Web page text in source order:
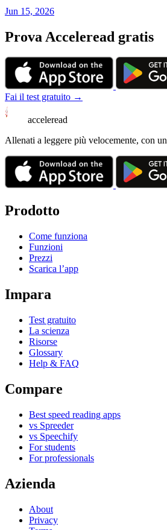
Jun 15, 2026
Prova Acceleread gratis
Fai il test gratuito →
acceleread
Allenati a leggere più velocemente, con
Prodotto
Come funziona
Funzioni
Prezzi
Scarica l’app
Impara
Test gratuito
La scienza
Risorse
Glossary
Help & FAQ
Compare
Best speed reading apps
vs Spreeder
vs Speechify
For students
For professionals
Azienda
About
Privacy